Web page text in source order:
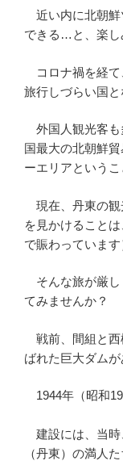
近い内に北朝鮮
できる…と、楽し
コロナ禍を経て
旅行しづらい国と
外国人観光客も
国最大の北朝鮮
ーエリアという
現在、丹東の観
を見かけること
で賑わっています
そんな旅が厳し
てみませんか？
戦前、間組と西
ばれた巨大ダムが
1944年（昭和19
建設には、当時
（丹東）の満人